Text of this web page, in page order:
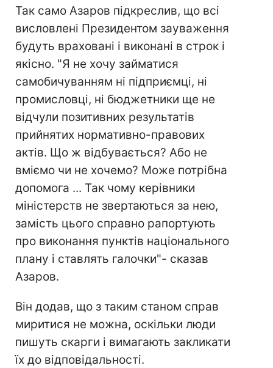
Так само Азаров підкреслив, що всі
висловлені Президентом зауваження
будуть враховані і виконані в строк і
якісно. "Я не хочу займатися
самобичуванням ні підприємці, ні
промисловці, ні бюджетники ще не
відчули позитивних результатів
прийнятих нормативно-правових
актів. Що ж відбувається? Або не
вміємо чи не хочемо? Може потрібна
допомога ... Так чому керівники
міністерств не звертаються за нею,
замість цього справно рапортують
про виконання пунктів національного
плану і ставлять галочки"- сказав
Азаров.
Він додав, що з таким станом справ
миритися не можна, оскільки люди
пишуть скарги і вимагають закликати
їх до відповідальності.